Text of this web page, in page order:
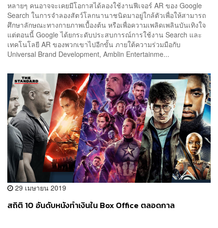
หลายๆ คนอาจจะเคยมีโอกาสได้ลองใช้งานฟีเจอร์ AR ของ Google
Search ในการจำลองสัตว์โลกนานาชนิดมาอยู่ใกล้ตัวเพื่อให้สามารถ
ศึกษาลักษณะทางกายภาพเบื้องต้น หรือเพื่อความเพลิดเพลินบันเทิงใจ
แต่ตอนนี้ Google ได้ยกระดับประสบการณ์การใช้งาน Search และ
เทคโนโลยี AR ของพวกเขาไปอีกขั้น ภายใต้ความร่วมมือกับ
Universal Brand Development, Amblin Entertainme...
29 เมษายน 2019
สถิติ 10 อันดับหนังทำเงินใน Box Office ตลอดกาล